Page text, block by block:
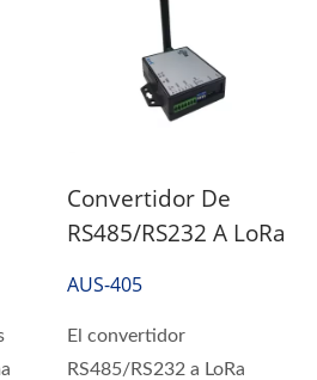
Convertidor De
RS485/RS232 A LoRa
AUS-405
El convertidor
RS485/RS232 a LoRa